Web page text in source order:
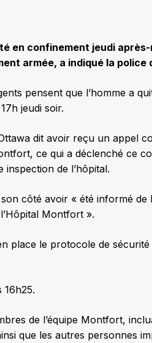
en confinement jeudi après-
armée, a indiqué la police
pensent que l’homme a
jeudi soir.
dit avoir reçu un appel
ce qui a déclenché ce
de l’hôpital.
côté avoir « été informé de
Montfort ».
place le protocole de
de l’équipe Montfort,
que les autres personnes